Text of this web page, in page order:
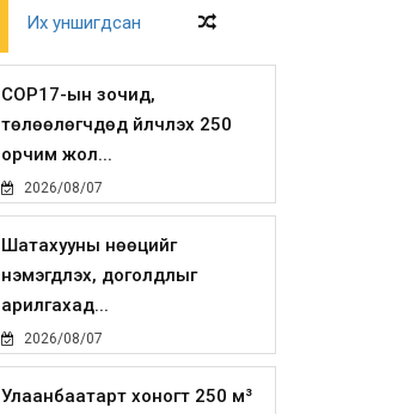
Их уншигдсан
COP17-ын зочид,
төлөөлөгчдөд үйлчлэх 250
орчим жол...
2026/08/07
Шатахууны нөөцийг
нэмэгдүүлэх, доголдлыг
арилгахад...
2026/08/07
Улаанбаатарт хоногт 250 м³